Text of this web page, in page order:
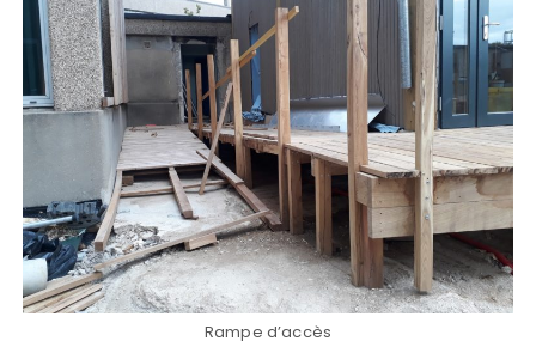
Rampe d’accès